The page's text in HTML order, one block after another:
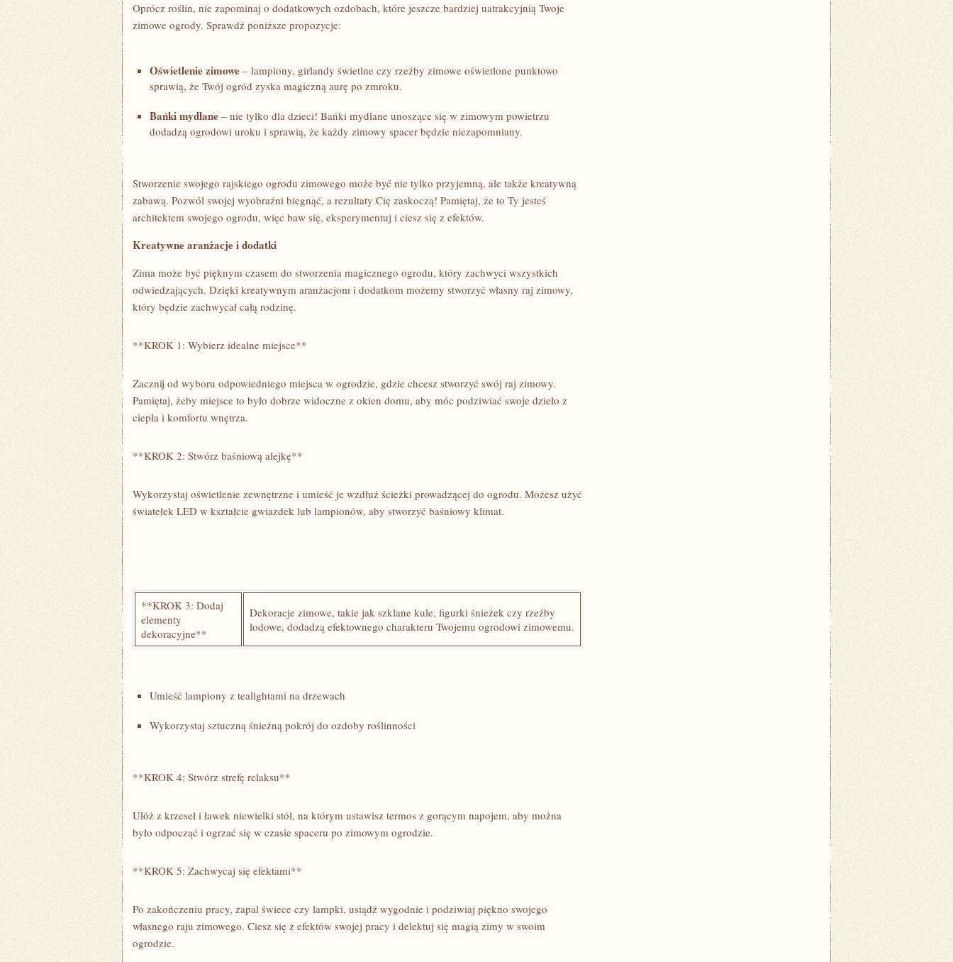
Oprócz roślin, nie zapominaj o dodatkowych ozdobach, które jeszcze bardziej uatrakcyjnią Twoje
zimowe‌ ogrody. Sprawdź poniższe propozycje:
Oświetlenie zimowe – lampiony, girlandy świetlne czy rzeźby zimowe oświetlone punktowo
sprawią, że Twój ogród zyska magiczną aurę po zmroku.
Bańki mydlane – nie tylko dla dzieci!‌ Bańki mydlane unoszące się w zimowym⁤ powietrzu​
dodadzą ogrodowi uroku i sprawią, że każdy zimowy spacer będzie niezapomniany.
Stworzenie swojego rajskiego ogrodu zimowego może być nie tylko przyjemną, ale także kreatywną
zabawą. Pozwól swojej wyobraźni⁢ biegnąć, a rezultaty Cię zaskoczą! Pamiętaj, że to Ty jesteś
architektem swojego ogrodu, więc baw się, ‌eksperymentuj i ciesz się z ‍efektów.
Kreatywne ⁣aranżacje i⁢ dodatki
Zima ​może być⁢ pięknym czasem do stworzenia magicznego ogrodu, który zachwyci wszystkich
odwiedzających. Dzięki kreatywnym aranżacjom ⁣i dodatkom możemy stworzyć własny raj zimowy,
który będzie ‍zachwycał całą rodzinę.
**KROK 1: Wybierz idealne⁢ miejsce**
Zacznij od wyboru odpowiedniego miejsca w ogrodzie, gdzie chcesz ‍stworzyć swój raj zimowy.
Pamiętaj, żeby miejsce to było dobrze widoczne z okien domu, aby móc podziwiać swoje dzieło z
ciepła i komfortu wnętrza.
**KROK 2: Stwórz baśniową alejkę**
Wykorzystaj oświetlenie zewnętrzne i umieść je wzdłuż ścieżki prowadzącej do ogrodu. Możesz użyć
światełek LED w kształcie gwiazdek⁣ lub lampionów, aby stworzyć baśniowy klimat.
**KROK 3: Dodaj
elementy
⁣dekoracyjne**
Dekoracje zimowe, takie jak szklane kule, figurki śnieżek czy rzeźby
lodowe, dodadzą efektownego charakteru⁤ Twojemu ogrodowi zimowemu.
Umieść lampiony z ⁢tealightami na drzewach
Wykorzystaj sztuczną śnieżną pokrój do ozdoby roślinności
**KROK⁢ 4: Stwórz strefę relaksu**
Ułóż z krzeseł i ławek niewielki stół, na którym ustawisz⁤ termos z gorącym napojem, aby można
było odpocząć i ogrzać się⁢ w czasie spaceru po zimowym ogrodzie.
**KROK 5:⁢ Zachwycaj się efektami**
Po zakończeniu pracy, zapal świece czy ​lampki, usiądź wygodnie i podziwiaj‍ piękno swojego
własnego raju zimowego. Ciesz się z efektów⁣ swojej pracy i delektuj się magią zimy w swoim
ogrodzie.